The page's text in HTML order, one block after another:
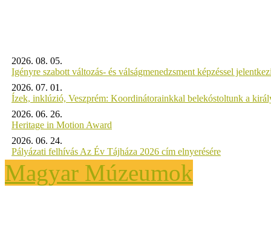
2026. 08. 05.
Igényre szabott változás- és válságmenedzsment képzéssel
2026. 07. 01.
Ízek, inklúzió, Veszprém: Koordinátorainkkal belekóstoltunk a
2026. 06. 26.
Heritage in Motion Award
2026. 06. 24.
Pályázati felhívás Az Év Tájháza 2026 cím elnyerésére
Magyar Múzeumok